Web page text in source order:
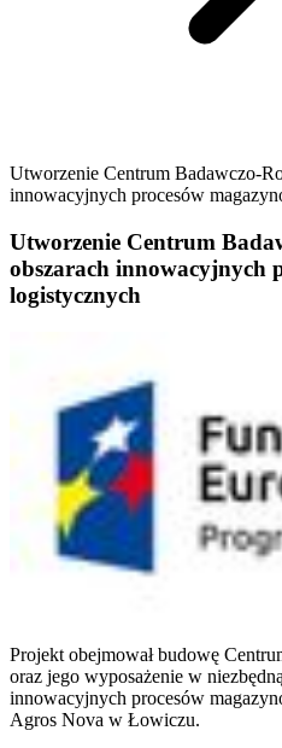
Utworzenie Centrum Badawczo-
innowacyjnych procesów
Utworzenie Centrum
obszarach innowacyjnych
logistycznych
Projekt obejmował budowę
oraz jego wyposażenie w
innowacyjnych procesów
Agros Nova w Łowiczu.